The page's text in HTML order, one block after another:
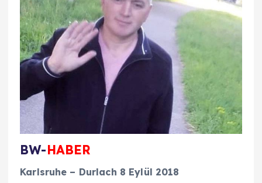
BW-HABER
Karlsruhe – Durlach 8 Eylül 2018